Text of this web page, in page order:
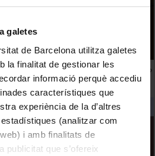
galetes
de Barcelona utilitza galetes
la finalitat de gestionar les
informació perquè accediu
característiques que
experiència de la d’altres
(analitzar com
i amb finalitats de
publicitat que s’ofereix
de l’enquesta I tu, com et sents?